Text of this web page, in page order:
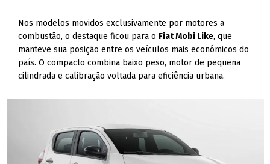
Nos modelos movidos exclusivamente por motores a
combustão, o destaque ficou para o Fiat Mobi Like, que
manteve sua posição entre os veículos mais econômicos do
país. O compacto combina baixo peso, motor de pequena
cilindrada e calibração voltada para eficiência urbana.